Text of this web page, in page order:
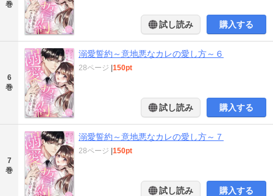
巻
試し読み 購入する
6
巻
溺愛誓約～意地悪なカレの愛し方～６
28ページ |150pt
試し読み 購入する
7
巻
溺愛誓約～意地悪なカレの愛し方～７
28ページ |150pt
試し読み 購入する